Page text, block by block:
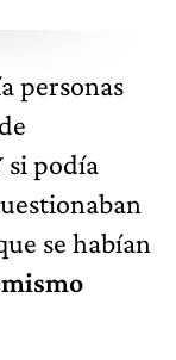
personas
si podía
se habían